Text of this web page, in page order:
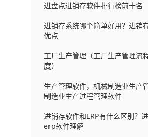
进盘点进销存软件排行榜前十名
进销存系统哪个简单好用？进销
优点
工厂生产管理（工厂生产管理流
度）
生产管理软件，机械制造业生产管
制造业生产过程管理软件
进销存软件和ERP有什么区别？
erp软件理解